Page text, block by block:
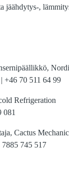
jäähdytys-,
| +46 70 511 64 99
Refrigeration
081
Cactus
7885 745 517